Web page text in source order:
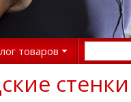
товаров
стенки